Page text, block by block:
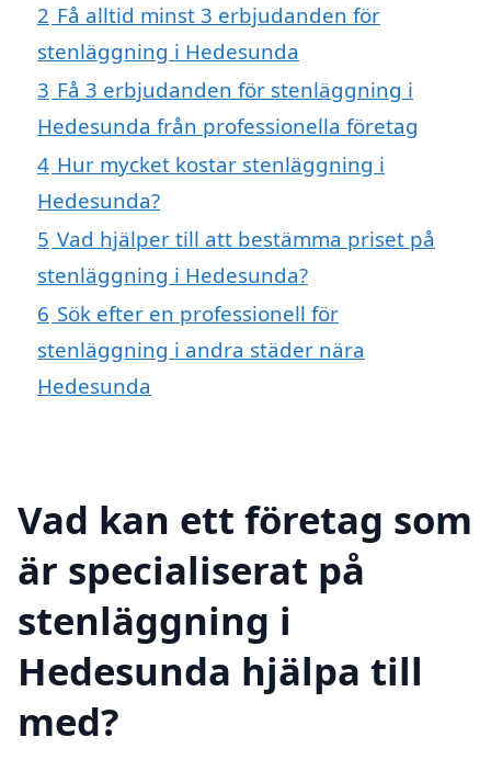
2 Få alltid minst 3 erbjudanden för
stenläggning i Hedesunda
3 Få 3 erbjudanden för stenläggning i
Hedesunda från professionella företag
4 Hur mycket kostar stenläggning i
Hedesunda?
5 Vad hjälper till att bestämma priset på
stenläggning i Hedesunda?
6 Sök efter en professionell för
stenläggning i andra städer nära
Hedesunda
Vad kan ett företag som
är specialiserat på
stenläggning i
Hedesunda hjälpa till
med?